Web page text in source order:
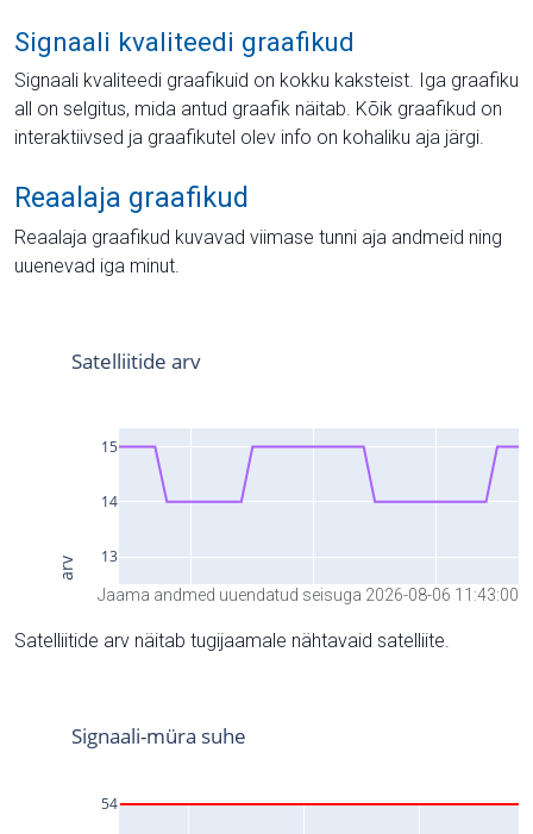
Signaali kvaliteedi graafikud
Signaali kvaliteedi graafikuid on kokku kaksteist. Iga graafiku
all on selgitus, mida antud graafik näitab. Kõik graafikud on
interaktiivsed ja graafikutel olev info on kohaliku aja järgi.
Reaalaja graafikud
Reaalaja graafikud kuvavad viimase tunni aja andmeid ning
uuenevad iga minut.
Jaama andmed uuendatud seisuga 2026-08-06 11:43:00
Satelliitide arv näitab tugijaamale nähtavaid satelliite.